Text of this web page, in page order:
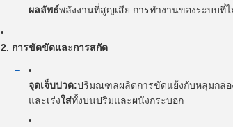
ผลลัพธ์พลังงานที่สูญเสีย การทํางานของระบบที่
2. การขัดขัดและการสกัด
จุดเจ็บปวด:ปริมณฑลผลิตการขัดแย้งกับหลุมกล่อ
และเร่งใส่ทั้งบนปริมและผนังกระบอก